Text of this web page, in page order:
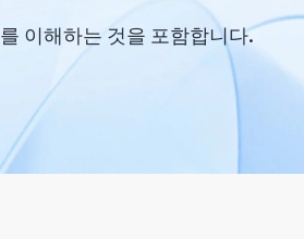
이해하는 것을 포함합니다.